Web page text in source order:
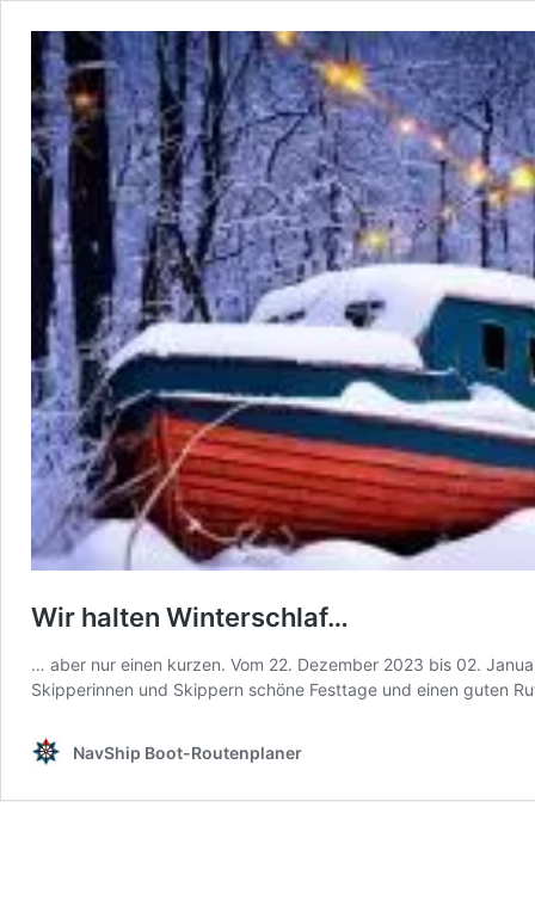
Wir halten Winterschlaf…
… aber nur einen kurzen. Vom 22. Dezember 2023 bis 02.
Skipperinnen und Skippern schöne Festtage und einen guten
NavShip Boot-Routenplaner